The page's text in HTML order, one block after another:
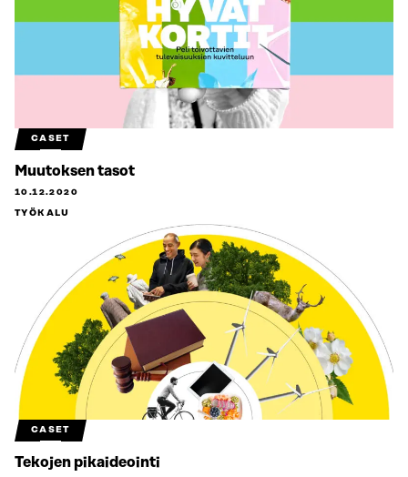
CASET
Muutoksen tasot
10.12.2020
TYÖKALU
CASET
Tekojen pikaideointi